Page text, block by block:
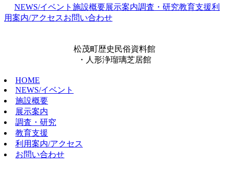
NEWS/イベント 施設概要展示案内調査・研究教育支援利
用案内/アクセスお問い合わせ
松茂町歴史民俗資料館
・人形浄瑠璃芝居館
HOME
NEWS/イベント
施設概要
展示案内
調査・研究
教育支援
利用案内/アクセス
お問い合わせ